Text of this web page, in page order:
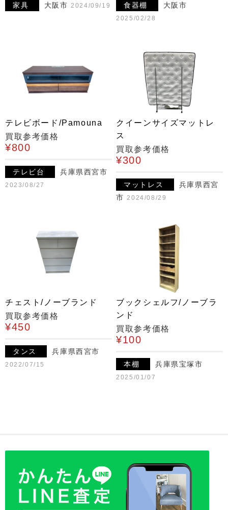
家具 大阪市 2024/09/19 食器棚 大阪市
2025/02/28
テレビボード/Pamouna
買取参考価格
¥800
テレビ台 兵庫県西宮市
2023/08/27
クイーンサイズマットレ
ス
買取参考価格
¥300
マットレス
兵庫県西宮
市 2024/08/29
チェスト/ノーブランド
買取参考価格
¥450
タンス 兵庫県西宮市
2022/07/15
ブックシェルフ/ノーブラ
ンド
買取参考価格
¥100
本棚 兵庫県宝塚市
2025/01/07